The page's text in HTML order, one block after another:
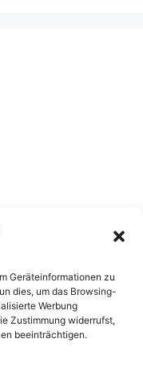
Geräteinformationen zu
dies, um das Browsing-
Werbung
Zustimmung widerrufst,
beeinträchtigen.